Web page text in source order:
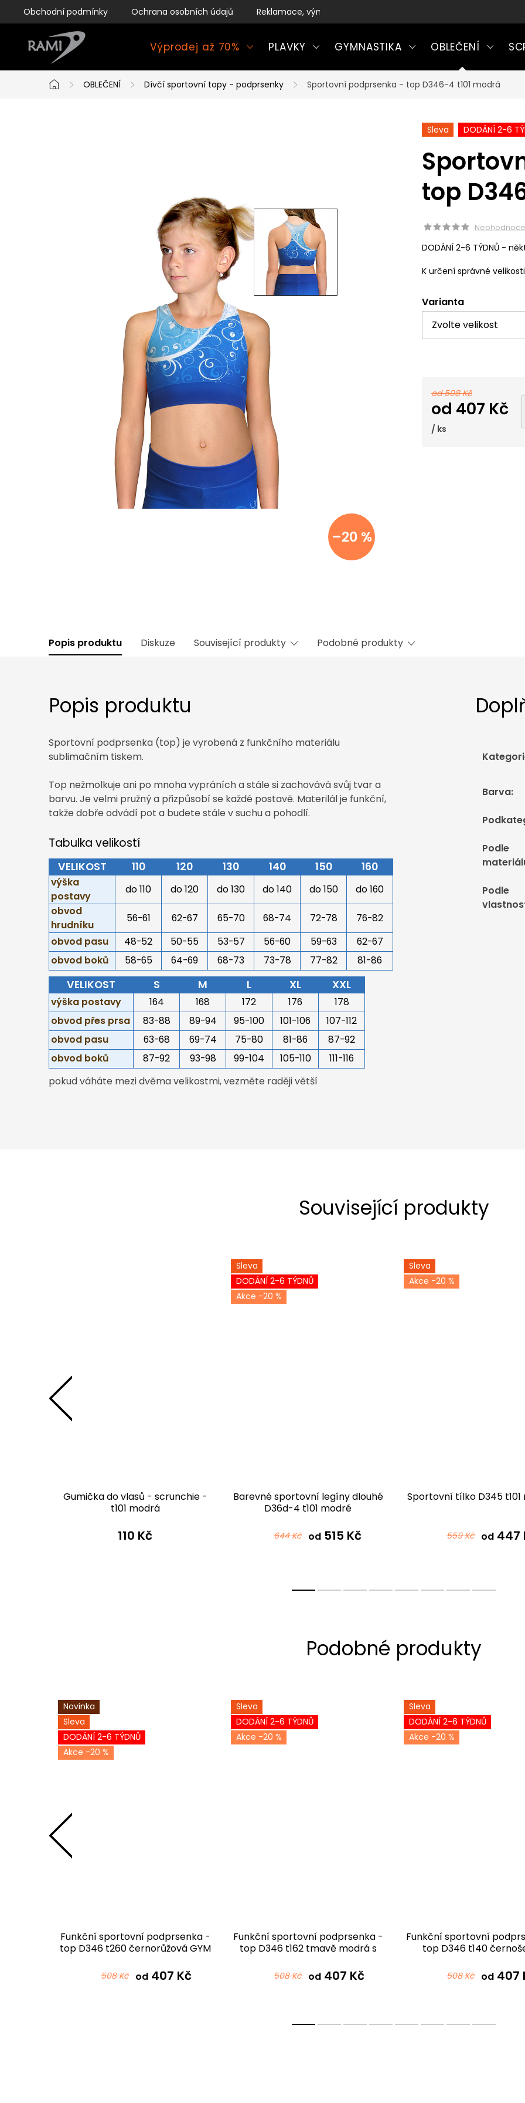
na
Obchodní podmínky Ochrana osobních údajů Reklamace, výměny a vrácení zboží
Výprodej až 70% PLAVKY GYMNASTIKA OBLEČENÍ
Domů
OBLEČENÍ Dívčí sportovní topy - podprsenky Sportovní podprsenka - top D346-4 t101 modrá
–20 %
Sleva DODÁNÍ 2-6
top
DODÁNÍ 2-6 TÝDNŮ -
K určení správné
Varianta
od 508 Kč
od 407 Kč
/ ks
Popis produktu Diskuze Související produkty Podobné produkty
Popis produktu
Sportovní podprsenka (top) je vyrobená z funkčního materiálu
sublimačním tiskem.
Top nežmolkuje ani po mnoha vypráních a stále si zachovává svůj tvar a
barvu. Je velmi pružný a přizpůsobí se každé postavě. Materilál je funkční,
takže dobře odvádí pot a budete stále v suchu a pohodlí.
Tabulka velikostí
VELIKOST 110 120 130 140 150 160
výška
postavy
do 110 do 120 do 130 do 140 do 150
do 160
obvod
hrudníku
56-61 62-67 65-70 68-74 72-78
76-82
obvod pasu
48-52 50-55 53-57 56-60 59-63
62-67
obvod boků
58-65 64-69 68-73 73-78 77-82 81-86
VELIKOST S M L XL XXL
výška postavy 164 168 172 176
178
obvod přes prsa
83-88 89-94 95-100 101-106
107-112
obvod pasu
63-68 69-74 75-80 81-86
87-92
obvod boků
87-92 93-98 99-104 105-110
111-116
pokud váháte mezi dvěma velikostmi, vezměte raději větší
Barva:
Podle
Podle
Související produkty
Gumička do vlasů - scrunchie -
t101 modrá
110 Kč
Sleva
DODÁNÍ 2-6 TÝDNŮ
-20 %
Barevné sportovní legíny dlouhé
D36d-4 t101 modré
644 Kč od515 Kč
Sleva
-20 %
Sportovní tílko D345
559 Kč od447
Novinka
Sleva
DODÁNÍ 2-6 TÝDNŮ
-20 %
Funkční sportovní podprsenka -
top D346 t260 černorůžová GYM
508 Kč od407 Kč
Sleva
DODÁNÍ 2-6 TÝDNŮ
-20 %
Funkční sportovní podprsenka -
top D346 t162 tmavě modrá s
508 Kč od407 Kč
Sleva
DODÁNÍ 2-6 TÝDNŮ
-20 %
Funkční sportovní
top D346 t140
508 Kč od407